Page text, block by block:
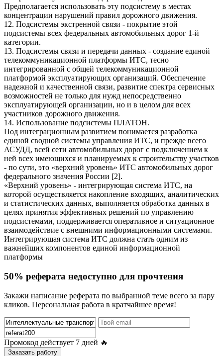
Предполагается использовать эту подсистему в местах
концентрации нарушений правил дорожного движения.
12. Подсистемы экстренной связи - покрытие этой
подсистемы всех федеральных автомобильных дорог 1-й
категории.
13. Подсистемы связи и передачи данных - создание единой
телекоммуникационной платформы ИТС, тесно
интегрированной с общей телекоммуникационной
платформой эксплуатирующих организаций. Обеспечение
надежной и качественной связи, развитие спектра сервисных
возможностей не только для нужд непосредственно
эксплуатирующей организации, но и в целом для всех
участников дорожного движения.
14. Использование подсистемы ПЛАТОН.
Под интеграционным развитием понимается разработка
единой сводной системы управления ИТС, и прежде всего
АСУДД, всей сети автомобильных дорог с подключением к
ней всех имеющихся и планируемых к строительству участков
- по сути, это «верхний уровень» ИТС автомобильных дорог
федерального значения России [2].
«Верхний уровень» - интегрирующая система ИТС, на
которой осуществляется накопление входящих, аналитических
и статистических данных, выполняется обработка данных в
целях принятия эффективных решений по управлению
подсистемами, поддерживается оперативное и ситуационное
взаимодействие с внешними информационными системами.
Интегрирующая система ИТС должна стать одним из
важнейших компонентов единой информационной
платформы
50% реферата недоступно для прочтения
Закажи написание реферата по выбранной теме всего за пару
кликов. Персональная работа в кратчайшее время!
Промокод действует 7 дней 🔥
Заказать работу